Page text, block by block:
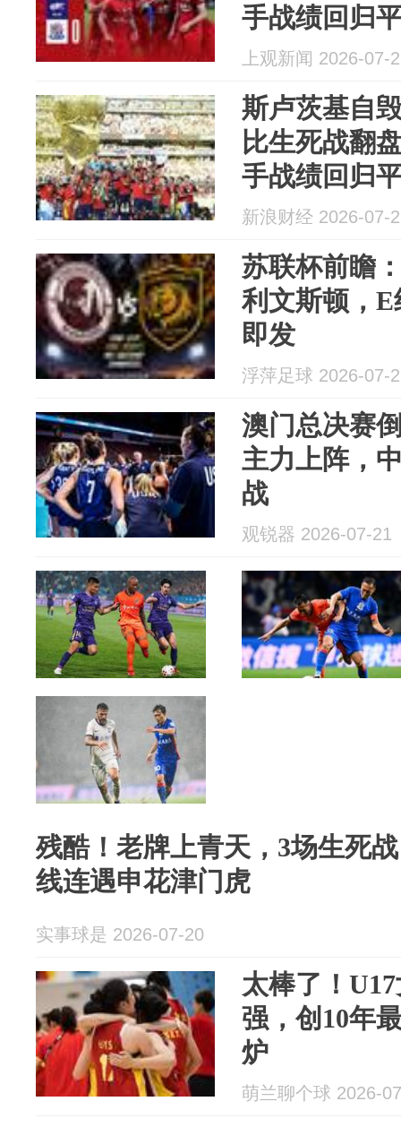
手战绩回归
上观新闻 2026-07-
斯卢茨基自
比生死战翻
手战绩回归
新浪财经 2026-07-
苏联杯前瞻
利文斯顿，
即发
浮萍足球 2026-07-
澳门总决赛
主力上阵，
战
观锐器 2026-07-21
残酷！老牌上青天，3场生死
线连遇申花津门虎
实事球是 2026-07-20
太棒了！
强，创10年
炉
萌兰聊个球 2026-